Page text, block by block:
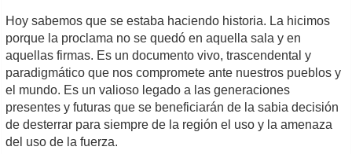
Hoy sabemos que se estaba haciendo historia. La hicimos
porque la proclama no se quedó en aquella sala y en
aquellas firmas. Es un documento vivo, trascendental y
paradigmático que nos compromete ante nuestros pueblos y
el mundo. Es un valioso legado a las generaciones
presentes y futuras que se beneficiarán de la sabia decisión
de desterrar para siempre de la región el uso y la amenaza
del uso de la fuerza.